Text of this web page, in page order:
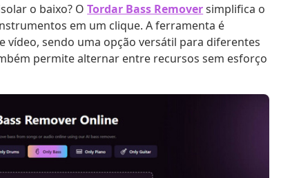
o baixo? OTordar Bass Removersimplifica o
em um clique. A ferramenta é
sendo uma opção versátil para diferentes
permite alternar entre recursos sem esforço